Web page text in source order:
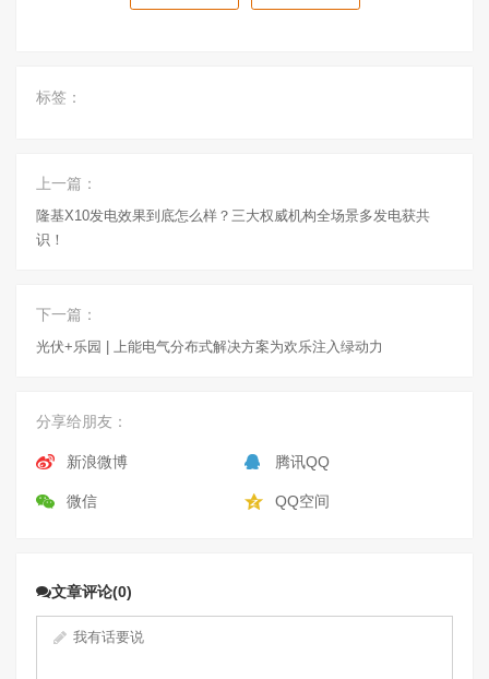
标签：
上一篇：
隆基X10发电效果到底怎么样？三大权威机构全场景多发电获共
识！
下一篇：
光伏+乐园 | 上能电气分布式解决方案为欢乐注入绿动力
分享给朋友：
新浪微博 腾讯QQ
微信 QQ空间
文章评论(0)